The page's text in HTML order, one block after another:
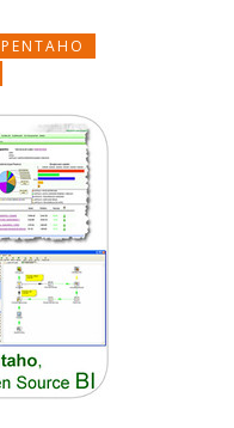
PENTAHO